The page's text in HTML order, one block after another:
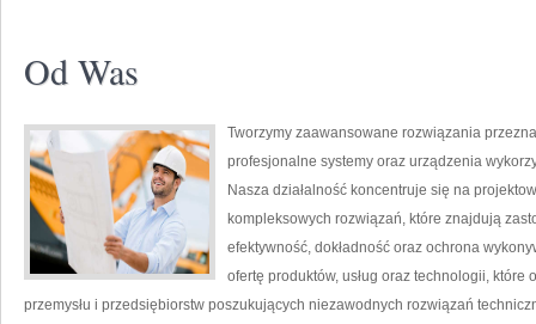
Od Was
Tworzymy zaawansowane rozwiązania
profesjonalne systemy oraz urządzenia
Nasza działalność koncentruje się na
kompleksowych rozwiązań, które znajdują
efektywność, dokładność oraz ochrona
ofertę produktów, usług oraz technologii,
przemysłu i przedsiębiorstw poszukujących niezawodnych rozwiązań